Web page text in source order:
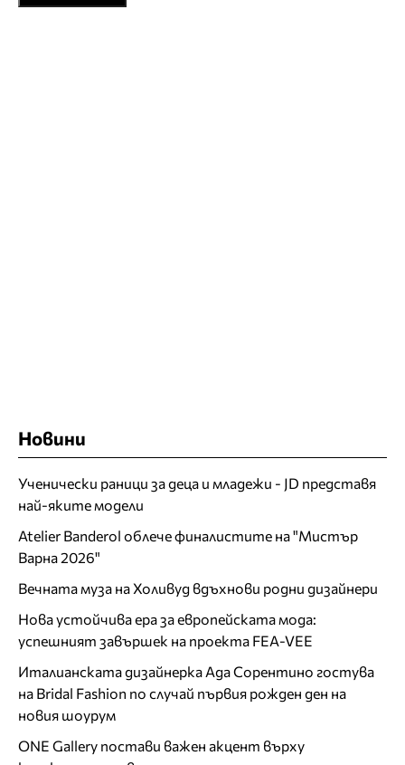
Новини
Ученически раници за деца и младежи - JD представя
най-яките модели
Atelier Banderol облече финалистите на "Мистър
Варна 2026"
Вечната муза на Холивуд вдъхнови родни дизайнери
Нова устойчива ера за европейската мода:
успешният завършек на проекта FEA-VEE
Италианската дизайнерка Ада Сорентино гостува
на Bridal Fashion по случай първия рожден ден на
новия шоурум
ONE Gallery постави важен акцент върху